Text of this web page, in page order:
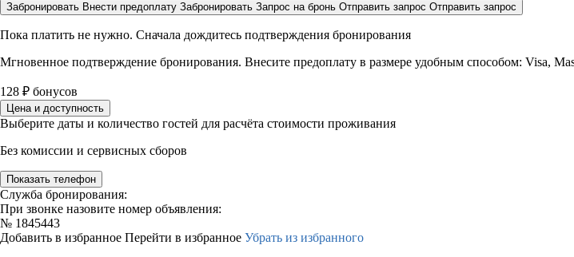
Забронировать Внести предоплату Забронировать Запрос на бронь Отправить запрос Отправить запрос
Пока платить не нужно. Сначала дождитесь подтверждения бронирования
Мгновенное подтверждение бронирования. Внесите предоплату в размере удобным способом: Visa,
128 ₽ бонусов
Цена и доступность
Выберите даты и количество гостей для расчёта стоимости проживания
Без комиссии и сервисных сборов
Показать телефон
Служба бронирования:
При звонке назовите номер объявления:
№ 1845443
Добавить в избранное Перейти в избранное Убрать из избранного